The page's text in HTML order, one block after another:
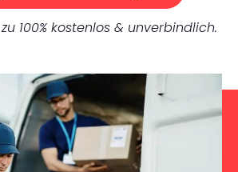
100% kostenlos & unverbindlich.